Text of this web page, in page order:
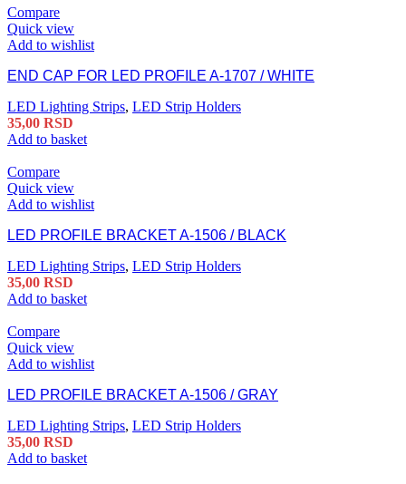
Compare
Quick view
Add to wishlist
END CAP FOR LED PROFILE A-1707 / WHITE
LED Lighting Strips, LED Strip Holders
35,00 RSD
Add to basket
Compare
Quick view
Add to wishlist
LED PROFILE BRACKET A-1506 / BLACK
LED Lighting Strips, LED Strip Holders
35,00 RSD
Add to basket
Compare
Quick view
Add to wishlist
LED PROFILE BRACKET A-1506 / GRAY
LED Lighting Strips, LED Strip Holders
35,00 RSD
Add to basket